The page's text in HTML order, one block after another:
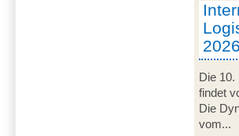
Die
findet
Die
vom...